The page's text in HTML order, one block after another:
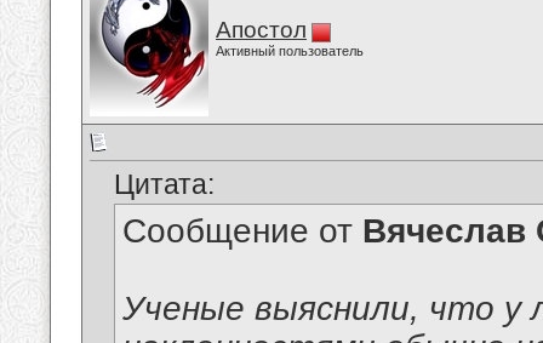
Апостол
Активный пользователь
Цитата:
Сообщение от Вячеслав
Ученые выяснили, что у